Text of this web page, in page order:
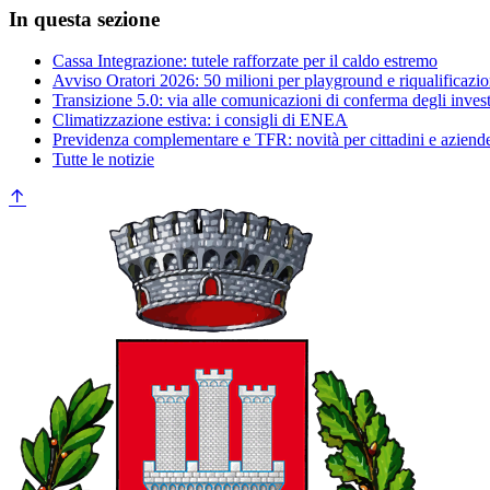
In questa sezione
Cassa Integrazione: tutele rafforzate per il caldo estremo
Avviso Oratori 2026: 50 milioni per playground e
Transizione 5.0: via alle comunicazioni di conferma degli
Climatizzazione estiva: i consigli di ENEA
Previdenza complementare e TFR: novità per cittadini e
Tutte le notizie